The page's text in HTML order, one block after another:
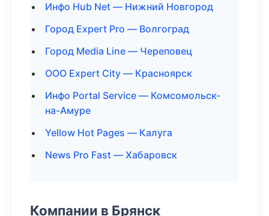
Инфо Hub Net — Нижний Новгород
Город Expert Pro — Волгоград
Город Media Line — Череповец
ООО Expert City — Красноярск
Инфо Portal Service — Комсомольск-
на-Амуре
Yellow Hot Pages — Калуга
News Pro Fast — Хабаровск
Компании в Брянск